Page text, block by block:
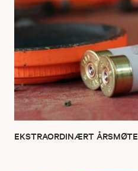
EKSTRAORDINÆRT ÅRSMØTE